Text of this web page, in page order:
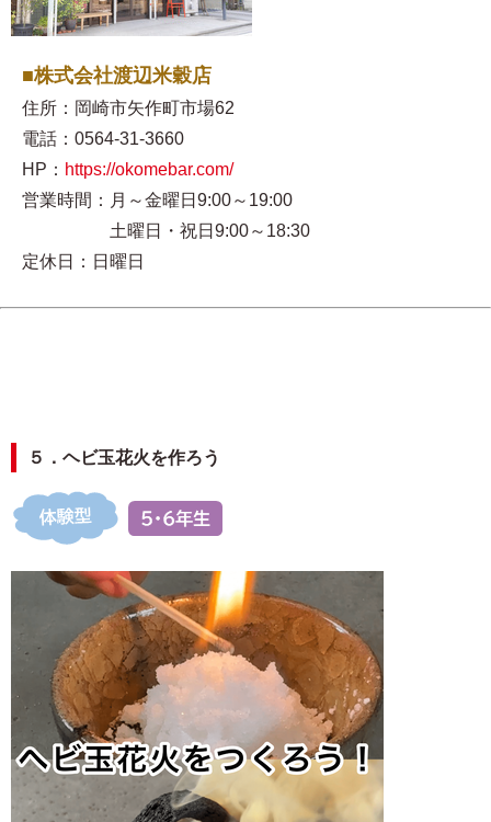
■株式会社渡辺米穀店
住所：岡崎市矢作町市場62
電話：0564-31-3660
HP： https://okomebar.com/
営業時間：月～金曜日9:00～19:00
土曜日・祝日9:00～18:30
定休日：日曜日
５．ヘビ玉花火を作ろう